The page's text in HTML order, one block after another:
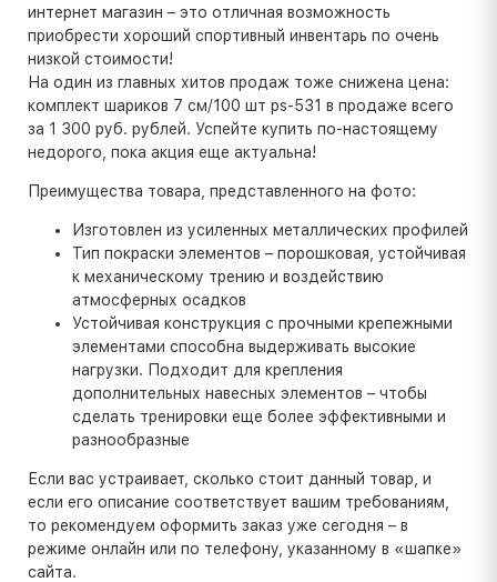
интернет магазин – это отличная возможность
приобрести хороший спортивный инвентарь по очень
низкой стоимости!
На один из главных хитов продаж тоже снижена цена:
комплект шариков 7 см/100 шт ps-531 в продаже всего
за 1 300 руб. рублей. Успейте купить по-настоящему
недорого, пока акция еще актуальна!
Преимущества товара, представленного на фото:
Изготовлен из усиленных металлических профилей
Тип покраски элементов – порошковая, устойчивая
к механическому трению и воздействию
атмосферных осадков
Устойчивая конструкция с прочными крепежными
элементами способна выдерживать высокие
нагрузки. Подходит для крепления
дополнительных навесных элементов – чтобы
сделать тренировки еще более эффективными и
разнообразные
Если вас устраивает, сколько стоит данный товар, и
если его описание соответствует вашим требованиям,
то рекомендуем оформить заказ уже сегодня – в
режиме онлайн или по телефону, указанному в «шапке»
сайта.